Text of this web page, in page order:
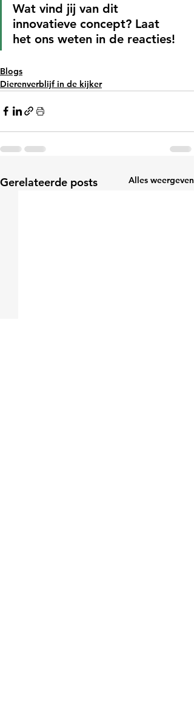
Wat vind jij van dit
innovatieve concept? Laat
het ons weten in de reacties!
Blogs
Dierenverblijf in de kijker
Gerelateerde posts Alles weergeven